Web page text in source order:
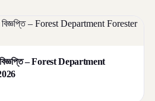
বিজ্ঞপ্তি – Forest Department